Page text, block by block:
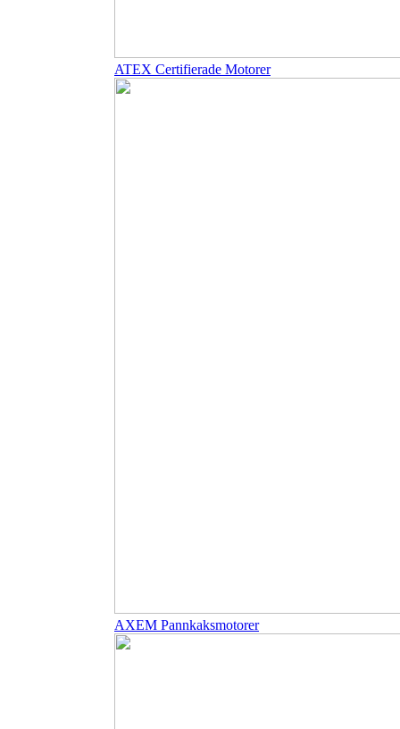
ATEX Certifierade Motorer
AXEM Pannkaksmotorer